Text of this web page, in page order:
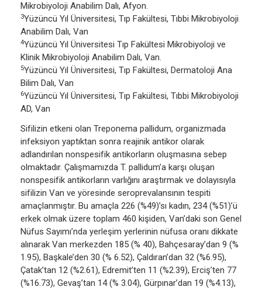
Mikrobiyoloji Anabilim Dalı, Afyon.
3Yüzüncü Yıl Üniversitesi, Tıp Fakültesi, Tıbbi Mikrobiyoloji
Anabilim Dalı, Van
4Yüzüncü Yıl Üniversitesi Tıp Fakültesi Mikrobiyoloji ve
Klinik Mikrobiyoloji Anabilim Dalı, Van.
5Yüzüncü Yıl Üniversitesi, Tıp Fakültesi, Dermatoloji Ana
Bilim Dalı, Van
6Yüzüncü Yıl Üniversitesi, Tıp Fakültesi, Tıbbi Mikrobiyoloji
AD, Van
Sifilizin etkeni olan Treponema pallidum, organizmada
infeksiyon yaptıktan sonra reajinik antikor olarak
adlandırılan nonspesifik antikorların oluşmasına sebep
olmaktadır. Çalışmamızda T. pallidum’a karşı oluşan
nonspesifik antikorların varlığını araştırmak ve dolayısıyla
sifilizin Van ve yöresinde seroprevalansının tespiti
amaçlanmıştır. Bu amaçla 226 (%49)’sı kadın, 234 (%51)’ü
erkek olmak üzere toplam 460 kişiden, Van’daki son Genel
Nüfus Sayımı’nda yerleşim yerlerinin nüfusa oranı dikkate
alınarak Van merkezden 185 (% 40), Bahçesaray’dan 9 (%
1.95), Başkale’den 30 (% 6.52), Çaldıran’dan 32 (%6.95),
Çatak’tan 12 (%2.61), Edremit’ten 11 (%2.39), Erciş’ten 77
(%16.73), Gevaş’tan 14 (% 3.04), Gürpınar’dan 19 (%4.13),